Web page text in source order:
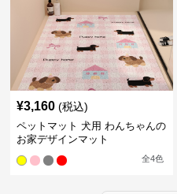
¥3,160 (税込)
ペットマット 犬用 わんちゃんの
お家デザインマット
全4色